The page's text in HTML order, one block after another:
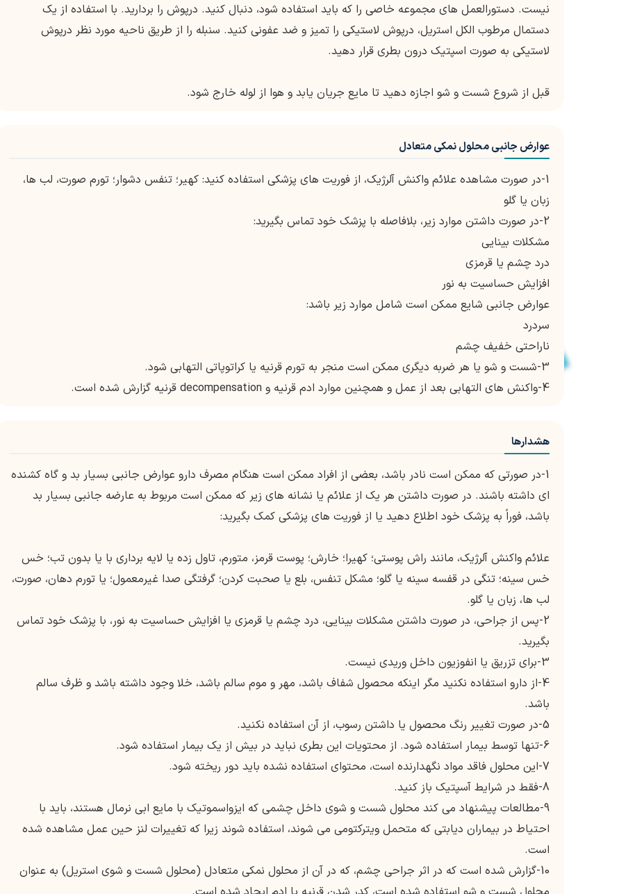
نیست. دستورالعمل های مجموعه خاصی را که باید استفاده شود، دنبال کنید. درپوش را بردارید. با استفاده از یک
دستمال مرطوب الکل استریل، درپوش لاستیکی را تمیز و ضد عفونی کنید. سنبله را از طریق ناحیه مورد نظر درپوش
لاستیکی به صورت اسپتیک درون بطری قرار دهید.
قبل از شروع شست و شو اجازه دهید تا مایع جریان یابد و هوا از لوله خارج شود.
عوارض جانبی محلول نمکی متعادل
1-در صورت مشاهده علائم واکنش آلرژیک، از فوریت های پزشکی استفاده کنید: کهیر؛ تنفس دشوار؛ تورم صورت، لب ها،
زبان یا گلو
2-در صورت داشتن موارد زیر، بلافاصله با پزشک خود تماس بگیرید:
مشکلات بینایی
درد چشم یا قرمزی
افزایش حساسیت به نور
عوارض جانبی شایع ممکن است شامل موارد زیر باشد:
سردرد
ناراحتی خفیف چشم
3-شست و شو یا هر ضربه دیگری ممکن است منجر به تورم قرنیه یا کراتوپاتی التهابی شود.
4-واکنش های التهابی بعد از عمل و همچنین موارد ادم قرنیه و decompensation قرنیه گزارش شده است.
هشدارها
1-در صورتی که ممکن است نادر باشد، بعضی از افراد ممکن است هنگام مصرف دارو عوارض جانبی بسیار بد و گاه کشنده
ای داشته باشند. در صورت داشتن هر یک از علائم یا نشانه های زیر که ممکن است مربوط به عارضه جانبی بسیار بد
باشد، فوراً به پزشک خود اطلاع دهید یا از فوریت های پزشکی کمک بگیرید:
علائم واکنش آلرژیک، مانند راش پوستی؛ کهیرا؛ خارش؛ پوست قرمز، متورم، تاول زده یا لایه برداری با یا بدون تب؛ خس
خس سینه؛ تنگی در قفسه سینه یا گلو؛ مشکل تنفس، بلع یا صحبت کردن؛ گرفتگی صدا غیرمعمول؛ یا تورم دهان، صورت،
لب ها، زبان یا گلو.
2-پس از جراحی، در صورت داشتن مشکلات بینایی، درد چشم یا قرمزی یا افزایش حساسیت به نور، با پزشک خود تماس
بگیرید.
3-برای تزریق یا انفوزیون داخل وریدی نیست.
4-از دارو استفاده نکنید مگر اینکه محصول شفاف باشد، مهر و موم سالم باشد، خلا وجود داشته باشد و ظرف سالم
باشد.
5-در صورت تغییر رنگ محصول یا داشتن رسوب، از آن استفاده نکنید.
6-تنها توسط بیمار استفاده شود. از محتویات این بطری نباید در بیش از یک بیمار استفاده شود.
7-این محلول فاقد مواد نگهدارنده است، محتوای استفاده نشده باید دور ریخته شود.
8-فقط در شرایط آسپتیک باز کنید.
9-مطالعات پیشنهاد می کند محلول شست و شوی داخل چشمی که ایزواسموتیک با مایع ابی نرمال هستند، باید با
احتیاط در بیماران دیابتی که متحمل ویترکتومی می شوند، استفاده شوند زیرا که تغییرات لنز حین عمل مشاهده شده
است.
10-گزارش شده است که در اثر جراحی چشم، که در آن از محلول نمکی متعادل (محلول شست و شوی استریل) به عنوان